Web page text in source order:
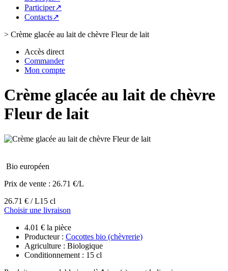
Participer↗
Contacts↗
> Crème glacée au lait de chèvre Fleur de lait
Accès direct
Commander
Mon compte
Crème glacée au lait de chèvre
Fleur de lait
Bio européen
Prix de vente : 26.71 €/L
26.71 € / L15 cl
Choisir une livraison
4.01 € la pièce
Producteur : Cocottes bio (chèvrerie)
Agriculture : Biologique
Conditionnement : 15 cl